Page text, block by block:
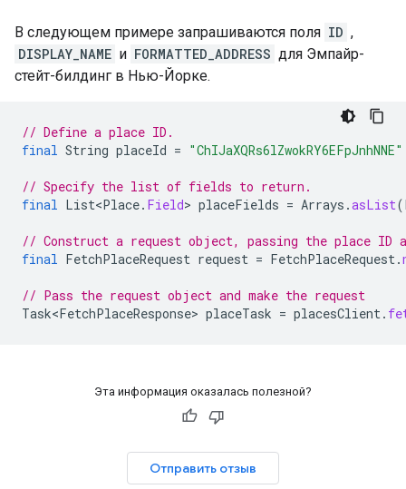
В следующем примере запрашиваются поля ID ,
DISPLAY_NAME и FORMATTED_ADDRESS для Эмпайр-
стейт-билдинг в Нью-Йорке.
// Define a place ID.
final String placeId = "ChIJaXQRs6lZwokRY6EFpJnhNNE"
// Specify the list of fields to return.
final List<Place. Field> placeFields = Arrays .asList(
// Construct a request object, passing the place
final FetchPlaceRequest request = FetchPlaceRequest.
// Pass the request object and make the request
Task<FetchPlaceResponse> placeTask = placesClient.
Эта информация оказалась полезной?
Отправить отзыв